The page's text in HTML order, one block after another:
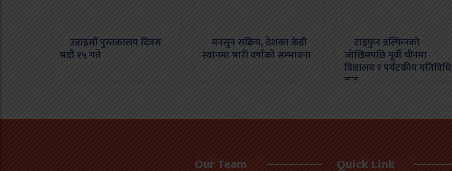
उन्नाइसौँ पुस्तकालय दिवस
भदौ १५ गते
मनसुन सक्रिय, देशका केही
स्थानमा भारी वर्षाको सम्भावना
टाइफुन डल्फिनको
जोखिमपछि पूर्वी चीनमा
विद्यालय र पर्यटकीय गतिविधि
बन्द
Our Team Quick Link